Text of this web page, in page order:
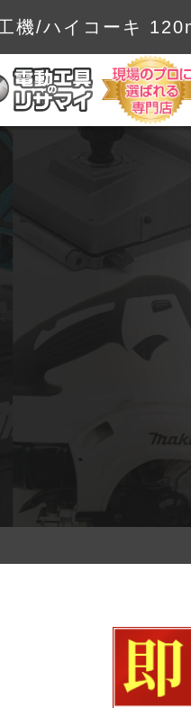
機/ハイコーキ